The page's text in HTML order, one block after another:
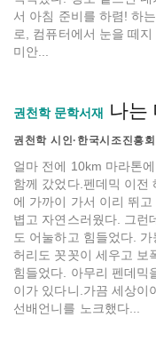
서 아침 준비를 하렴! 하
로, 컴퓨터에서 눈을 떼
미안...
권천학 문학서재 나는
권천학 시인·한국시조진흥
얼마 전에 10km 마라톤
함께 갔었다.펜데믹 이전
에 가까이 가서 이리 뛰
볍고 자연스러웠다. 그런
도 어눌하고 힘들었다.
허리도 꼿꼿이 세우고 보
힘들었다. 아무리 펜데믹
이가 있다니.가끔 세상이
선배언니를 노크했다...